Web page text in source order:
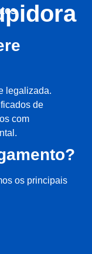
legalizada.
de
com
os principais